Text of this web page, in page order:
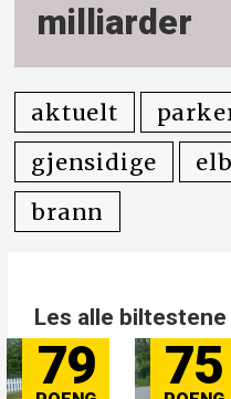
milliarder
aktuelt
gjensidige
brann
Les alle
79 75